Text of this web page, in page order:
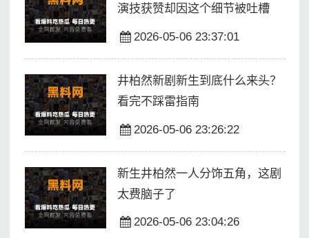
演技获赞却因这个细节被吐槽
2026-05-06 23:37:01
井柏然新剧新生到底什么来头？
看完不踩雷指南
2026-05-06 23:26:22
新生井柏然一人分饰五角，这剧
太费脑子了
2026-05-06 23:04:26